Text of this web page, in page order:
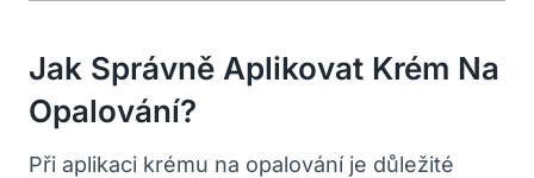
Jak Správně Aplikovat Krém Na
Opalování?
Při aplikaci krému na opalování je důležité